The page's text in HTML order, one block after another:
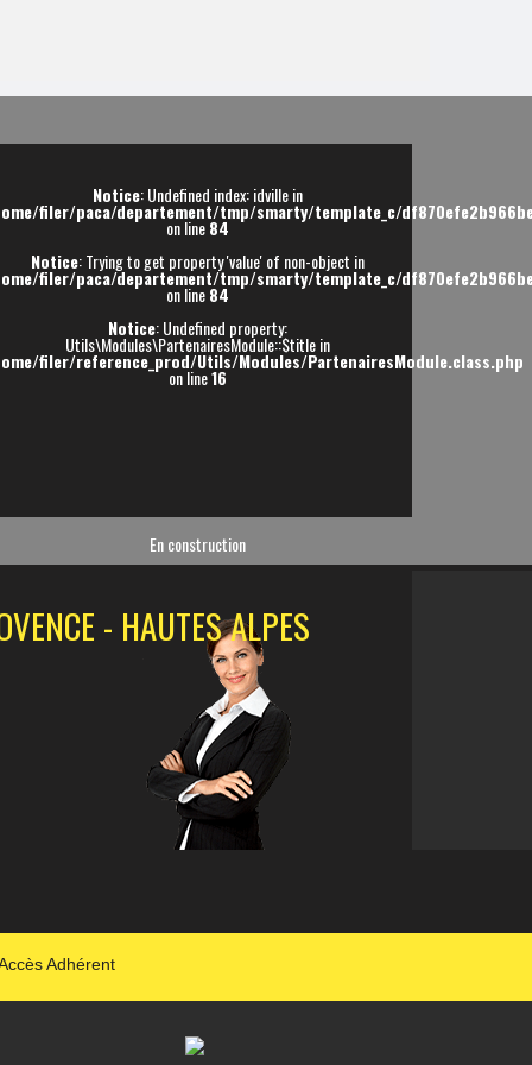
Notice: Undefined index: idville in
filer/paca/departement/tmp/smarty/template_c/
on line84
Notice: Trying to get property 'value' of non-object in
filer/paca/departement/tmp/smarty/template_c/
on line84
Notice: Undefined property:
Utils\Modules\PartenairesModule::$title in
filer/reference_prod/Utils/Modules/PartenairesModule.class.php
on line16
En construction
- HAUTES ALPES
Adhérent